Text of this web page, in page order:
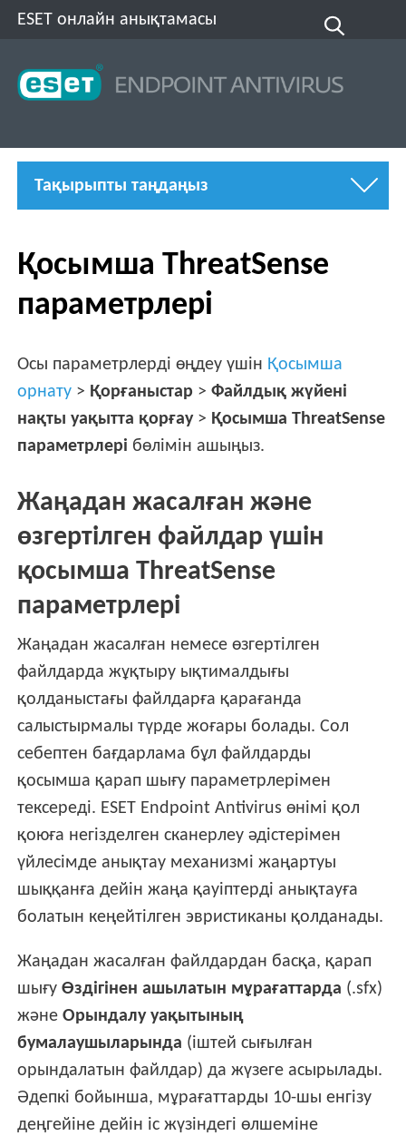
ESET онлайн анықтамасы
Тақырыпты таңдаңыз
Қосымша ThreatSense
параметрлері
Осы параметрлерді өңдеу үшін Қосымша
орнату > Қорғаныстар >Файлдық жүйені
нақты уақытта қорғау> Қосымша ThreatSense
параметрлері бөлімін ашыңыз.
Жаңадан жасалған және
өзгертілген файлдар үшін
қосымша ThreatSense
параметрлері
Жаңадан жасалған немесе өзгертілген
файлдарда жұқтыру ықтималдығы
қолданыстағы файлдарға қарағанда
салыстырмалы түрде жоғары болады. Сол
себептен бағдарлама бұл файлдарды
қосымша қарап шығу параметрлерімен
тексереді. ESET Endpoint Antivirus өнімі қол
қоюға негізделген сканерлеу әдістерімен
үйлесімде анықтау механизмі жаңартуы
шыққанға дейін жаңа қауіптерді анықтауға
болатын кеңейтілген эвристиканы қолданады.
Жаңадан жасалған файлдардан басқа, қарап
шығуӨздігінен ашылатын мұрағаттарда (.sfx)
жәнеОрындалу уақытының
бумалаушыларында (іштей сығылған
орындалатын файлдар) да жүзеге асырылады.
Әдепкі бойынша, мұрағаттарды 10-шы енгізу
деңгейіне дейін іс жүзіндегі өлшеміне